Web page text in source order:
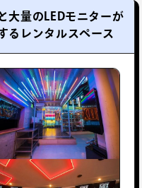
大量のLEDモニターが
るレンタルスペース